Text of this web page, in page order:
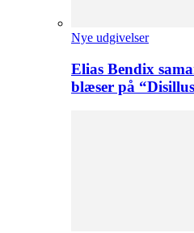
Nye udgivelser
Elias Bendix
blæser på